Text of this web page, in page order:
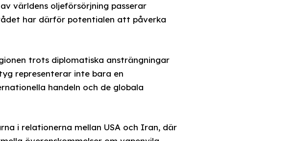
världens oljeförsörjning passerar
har därför potentialen att påverka
trots diplomatiska ansträngningar
representerar inte bara en
handeln och de globala
i relationerna mellan USA och Iran, där